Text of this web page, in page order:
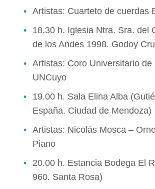
Artistas: Cuarteto de cuerdas
18.30 h. Iglesia Ntra. Sra. del
de los Andes 1998. Godoy
Artistas: Coro Universitario de
UNCuyo
19.00 h. Sala Elina Alba
España. Ciudad de Mendoza)
Artistas: Nicolás Mosca –
Piano
20.00 h. Estancia Bodega El
960. Santa Rosa)